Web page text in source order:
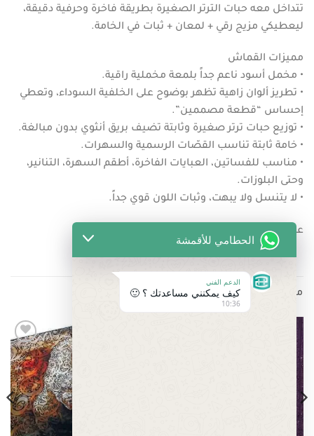
تتداخل معه حبات الترتر الصغيرة بطريقة فاخرة وحرفية دقيقة،
ليعطيكي مزيج رقي + لمعان + ثبات في الخامة.
مميزات القماش
• مخمل أسود ناعم جداً بلمعة مخملية راقية.
• تطريز ألوان زاهية تظهر بوضوح على الخلفية السوداء، وتعطي
إحساس “قطعة مصممين”.
• توزيع حبات ترتر صغيرة وثابتة تضيف بريق أنثوي بدون مبالغة.
• خامة ثابتة تناسب القصّات الرسمية والسهرات.
• مناسب للفساتين، العبايات الفاخرة، أطقم السهرة، التنانير،
وحتى البلوزات.
• لا يتنسل ولا يبهت، وثبات اللون قوي جداً.
عرض القماش : عرضين
منتجات ذات صلة
Add to
wishlist
الحطامي للأقمشة
الدعم الفني
كيف يمكنني مساعدتك ؟ 🙂
10:36